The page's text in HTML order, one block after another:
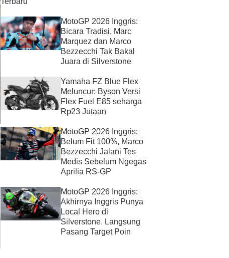
MotoGP 2026 Inggris:
Bicara Tradisi, Marc
Marquez dan Marco
Bezzecchi Tak Bakal
Juara di Silverstone
Yamaha FZ Blue Flex
Meluncur: Byson Versi
Flex Fuel E85 seharga
Rp23 Jutaan
MotoGP 2026 Inggris:
Belum Fit 100%, Marco
Bezzecchi Jalani Tes
Medis Sebelum Ngegas
Aprilia RS-GP
MotoGP 2026 Inggris:
Akhirnya Inggris Punya
Local Hero di
Silverstone, Langsung
Pasang Target Poin